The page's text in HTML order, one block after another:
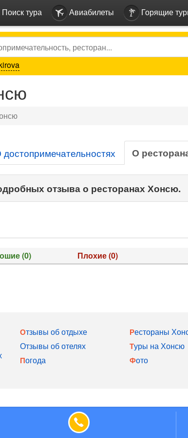
Поиск тура Авиабилеты Горящие
О
отзыва о ресторанах Хонсю.
(0) Плохие(0)
Отзывы об отдыхе
Отзывы об отелях
Погода
Рестораны
Туры на Хонсю
Фото